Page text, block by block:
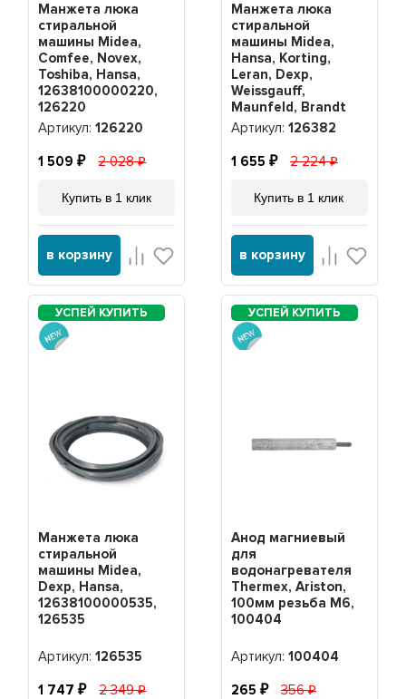
Манжета люка
стиральной
машины Midea,
Comfee, Novex,
Toshiba, Hansa,
12638100000220,
126220
Артикул:126220
1 509 2 028
Купить в 1 клик
в корзину
Манжета люка
стиральной
машины Midea,
Hansa, Korting,
Leran, Dexp,
Weissgauff,
Maunfeld, Brandt
12638100002382,
126382
Артикул: 126382
1 655 2 224
Купить в 1 клик
в корзину
Манжета люка
стиральной
машины Midea,
Dexp, Hansa,
12638100000535,
126535
Артикул:126535
1 747 2 349
Анод магниевый
для
водонагревателя
Thermex, Ariston,
100мм резьба M6,
100404
Артикул: 100404
265 356